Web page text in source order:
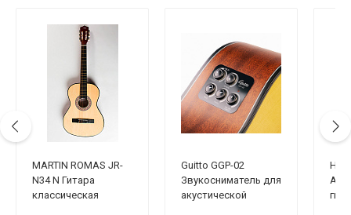
MARTIN ROMAS JR-
N34 N Гитара
классическая
Guitto GGP-02
Звукосниматель для
акустической